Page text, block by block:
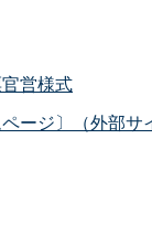
営様式
ージ〕（外部サ